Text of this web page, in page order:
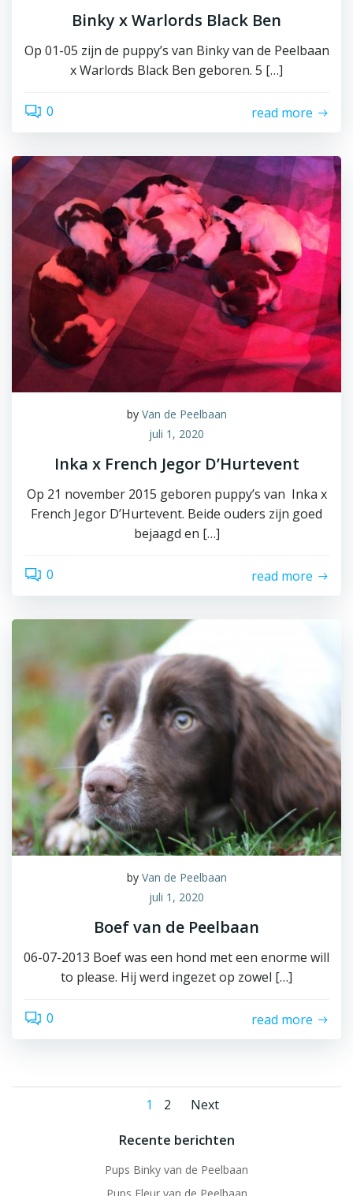
Binky x Warlords Black Ben
Op 01-05 zijn de puppy’s van Binky van de Peelbaan
x Warlords Black Ben geboren. 5 […]
0 read more
by Van de Peelbaan
juli 1, 2020
Inka x French Jegor D’Hurtevent
Op 21 november 2015 geboren puppy’s van Inka x
French Jegor D’Hurtevent. Beide ouders zijn goed
bejaagd en […]
0 read more
by Van de Peelbaan
juli 1, 2020
Boef van de Peelbaan
06-07-2013 Boef was een hond met een enorme will
to please. Hij werd ingezet op zowel […]
0 read more
Berichten
navigatie
Pagina
1 Pagina
2
Berichten
navigatie
Next
Recente berichten
Pups Binky van de Peelbaan